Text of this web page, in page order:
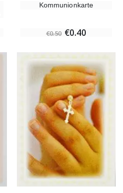
Kommunionkarte
€0.50 €0.40